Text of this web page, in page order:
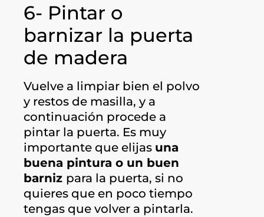
6- Pintar o
barnizar la puerta
de madera
Vuelve a limpiar bien el polvo
y restos de masilla, y a
continuación procede a
pintar la puerta. Es muy
importante que elijas una
buena pintura o un buen
barniz para la puerta, si no
quieres que en poco tiempo
tengas que volver a pintarla.